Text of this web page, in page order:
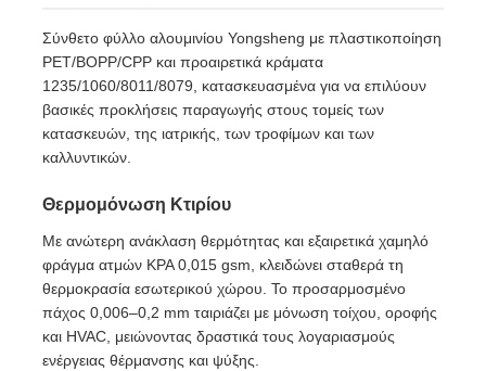
Σύνθετο φύλλο αλουμινίου Yongsheng με πλαστικοποίηση
PET/BOPP/CPP και προαιρετικά κράματα
1235/1060/8011/8079, κατασκευασμένα για να επιλύουν
βασικές προκλήσεις παραγωγής στους τομείς των
κατασκευών, της ιατρικής, των τροφίμων και των
καλλυντικών.
Θερμομόνωση Κτιρίου
Με ανώτερη ανάκλαση θερμότητας και εξαιρετικά χαμηλό
φράγμα ατμών KPA 0,015 gsm, κλειδώνει σταθερά τη
θερμοκρασία εσωτερικού χώρου. Το προσαρμοσμένο
πάχος 0,006–0,2 mm ταιριάζει με μόνωση τοίχου, οροφής
και HVAC, μειώνοντας δραστικά τους λογαριασμούς
ενέργειας θέρμανσης και ψύξης.